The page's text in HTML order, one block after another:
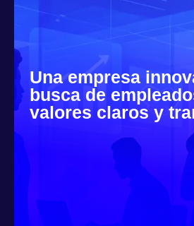
Una empresa
busca de
valores claros y